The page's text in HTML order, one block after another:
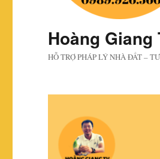
Hoàng Giang
HỖ TRỢ PHÁP LÝ NHÀ ĐẤT –